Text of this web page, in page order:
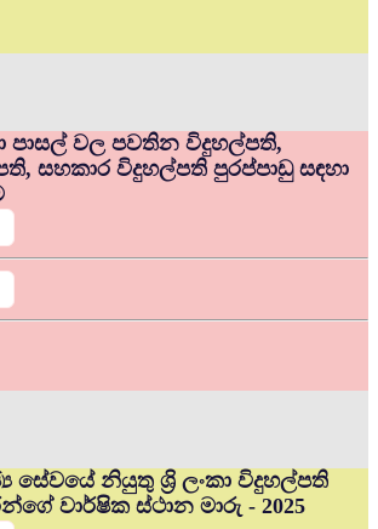
පාසල් වල පවතින විදුහල්පති,
සහකාර විදුහල්පති පුරප්පාඩු සඳහා
සේවයේ නියුතු ශ්‍රි ලංකා විදුහල්පති
වාර්ෂික ස්ථාන මාරු - 2025